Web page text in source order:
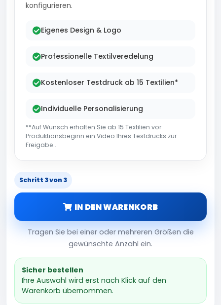
konfigurieren.
Eigenes Design & Logo
Professionelle Textilveredelung
Kostenloser Testdruck ab 15 Textilien*
Individuelle Personalisierung
**Auf Wunsch erhalten Sie ab 15 Textilien vor
Produktionsbeginn ein Video Ihres Testdrucks zur
Freigabe..
Schritt 3 von 3
IN DEN WARENKORB
Tragen Sie bei einer oder mehreren Größen die
gewünschte Anzahl ein.
Sicher bestellen
Ihre Auswahl wird erst nach Klick auf den
Warenkorb übernommen.